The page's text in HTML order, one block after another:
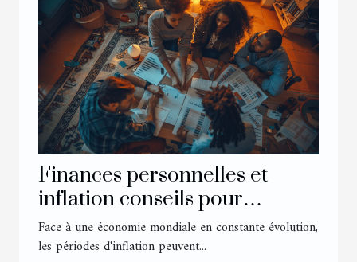
Finances personnelles et
inflation conseils pour
préserver son pouvoir d'achat
en temps de crise
Face à une économie mondiale en constante évolution,
les périodes d'inflation peuvent...